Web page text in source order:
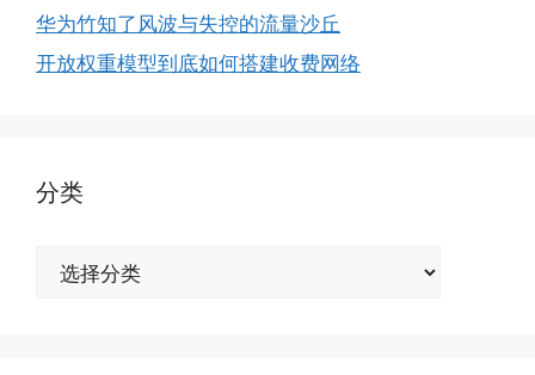
华为竹知了风波与失控的流量沙丘
开放权重模型到底如何搭建收费网络
分类